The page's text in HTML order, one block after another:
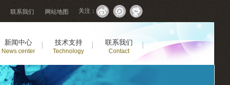
联系我们 网站地图 关注：
新闻中心
News center
技术支持
Technology
联系我们
Contact